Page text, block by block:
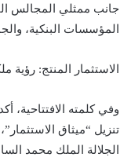
جانب ممثلي المجالس
المؤسسات البنكية،
الاستثمار المنتج: رؤية
وفي كلمته الافتتاحية،
تنزيل “ميثاق
الجلالة الملك محمد